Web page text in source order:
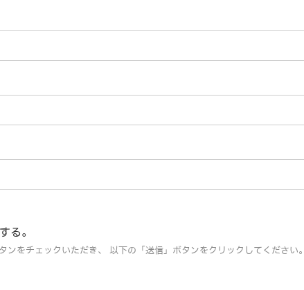
る。
ンをチェックいただき、 以下の「送信」ボタンをクリックしてください。